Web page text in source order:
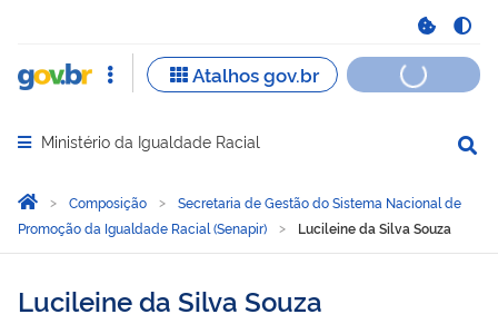
Abrir menu principal de navegação
Ministério da Igualdade Racial
Você está aqui:
Página Inicial
Composição
Secretaria de Gestão do Sistema Nacional de
Promoção da Igualdade Racial (Senapir)
Lucileine da Silva Souza
Lucileine da Silva Souza